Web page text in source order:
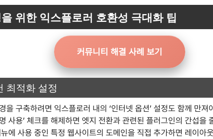
위한 익스플로러 호환성 극대화 팁
커뮤니티 해결 사례 보기
최적화 설정
을 구축하려면 익스플로러 내의 ‘인터넷 옵션’ 설정도 함께 만져
사용’ 체크를 해제하면 엣지 전환과 관련된 플러그인의 간섭을
에 사용 중인 특정 웹사이트의 도메인을 직접 추가하면 레이아